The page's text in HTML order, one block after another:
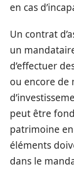
en cas
Un contrat
un
d’effectuer
ou encore de
peut être
patrimoine
éléments
dans le